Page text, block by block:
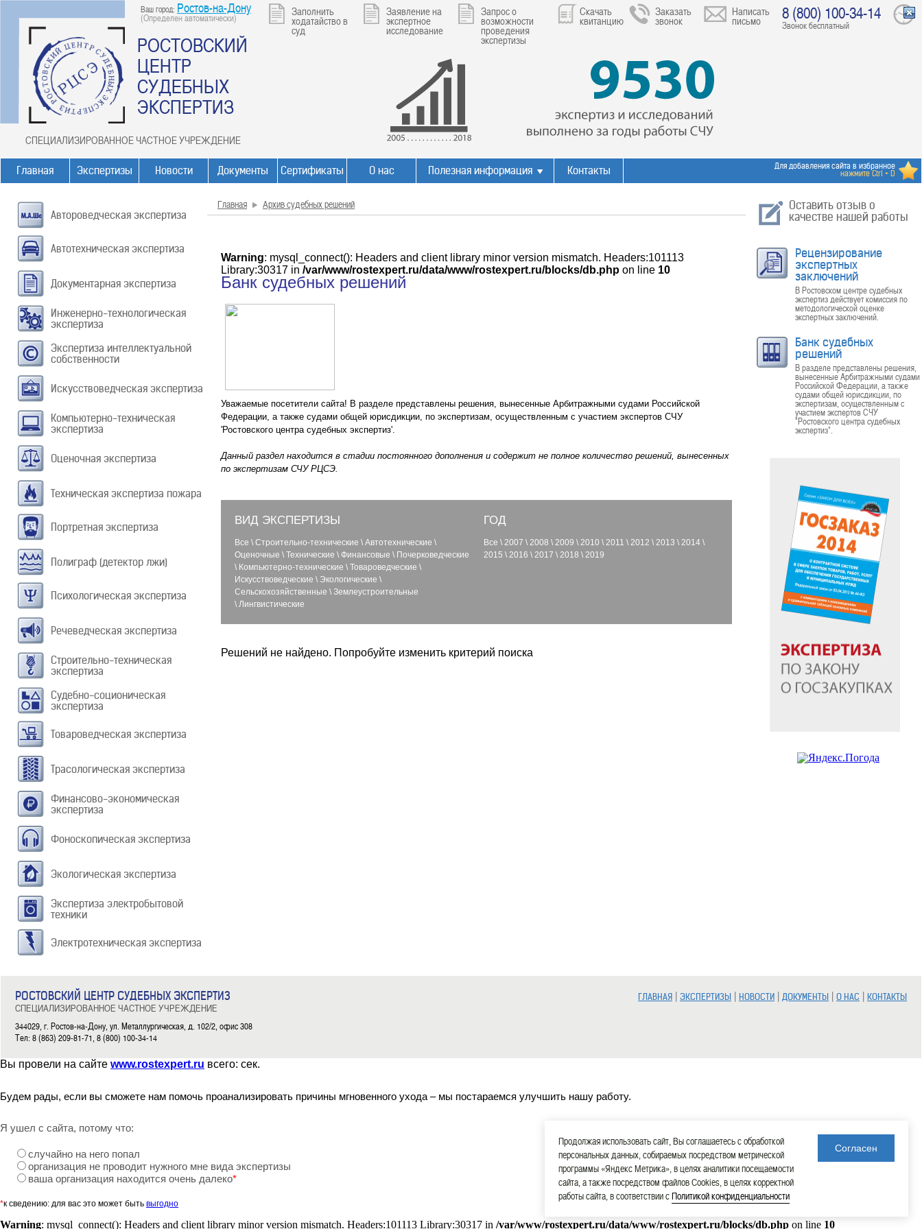
Ваш город: Ростов-на-Дону
(Определен автоматически)
РОСТОВСКИЙ
ЦЕНТР
СУДЕБНЫХ
ЭКСПЕРТИЗ
СПЕЦИАЛИЗИРОВАННОЕ ЧАСТНОЕ УЧРЕЖДЕНИЕ
Заполнить
ходатайство в
суд
Заявление на
экспертное
исследование
Запрос о
возможности
проведения
экспертизы
Скачать
квитанцию
Заказать
звонок
Написать
письмо 8 (800) 100-34-14
Звонок бесплатный
Главная Экспертизы Новости Документы Сертификаты О нас Полезная информация Контакты Для добавления сайта в избранное
нажмите Ctrl + D
Автороведческая экспертиза
Автотехническая экспертиза
Документарная экспертиза
Инженерно-технологическая
экспертиза
Экспертиза интеллектуальной
собственности
Искусствоведческая экспертиза
Компьютерно-техническая
экспертиза
Оценочная экспертиза
Техническая экспертиза пожара
Портретная экспертиза
Полиграф (детектор лжи)
Психологическая экспертиза
Речеведческая экспертиза
Строительно-техническая
экспертиза
Судебно-соционическая
экспертиза
Товароведческая экспертиза
Трасологическая экспертиза
Финансово-экономическая
экспертиза
Фоноскопическая экспертиза
Экологическая экспертиза
Экспертиза электробытовой
техники
Электротехническая экспертиза
Главная Архив судебных решений
Warning: mysql_connect(): Headers and client library minor version mismatch. Headers:101113
Library:30317 in /var/www/rostexpert.ru/data/www/rostexpert.ru/blocks/db.php on line 10
Банк судебных решений
Уважаемые посетители сайта! В разделе представлены решения, вынесенные Арбитражными судами Российской
Федерации, а также судами общей юрисдикции, по экспертизам, осуществленным с участием экспертов СЧУ
'Ростовского центра судебных экспертиз'.
Данный раздел находится в стадии постоянного дополнения и содержит не полное количество решений, вынесенных
по экспертизам СЧУ РЦСЭ.
ВИД ЭКСПЕРТИЗЫ
Все \ Строительно-технические \ Автотехнические \
Оценочные \ Технические \ Финансовые \ Почерковедческие
\ Компьютерно-технические \ Товароведческие \
Искусствоведческие \ Экологические \
Сельскохозяйственные \ Землеустроительные
\ Лингвистические
ГОД
Все \ 2007 \ 2008 \ 2009 \ 2010 \ 2011 \ 2012 \ 2013 \ 2014 \
2015 \ 2016 \ 2017 \ 2018 \ 2019
Решений не найдено. Попробуйте изменить критерий поиска
Оставить отзыв о
качестве нашей работы
Рецензирование
экспертных
заключений
В Ростовском центре судебных
экспертиз действует комиссия по
методологической оценке
экспертных заключений.
Банк судебных
решений
В разделе представлены решения,
вынесенные Арбитражными судами
Российской Федерации, а также
судами общей юрисдикции, по
экспертизам, осуществленным с
участием экспертов СЧУ
"Ростовского центра судебных
экспертиз".
РОСТОВСКИЙ ЦЕНТР СУДЕБНЫХ ЭКСПЕРТИЗ
СПЕЦИАЛИЗИРОВАННОЕ ЧАСТНОЕ УЧРЕЖДЕНИЕ
344029, г. Ростов-на-Дону, ул. Металлургическая, д. 102/2, офис 308
Тел: 8 (863) 209-81-71, 8 (800) 100-34-14
ГЛАВНАЯ | ЭКСПЕРТИЗЫ | НОВОСТИ | ДОКУМЕНТЫ | О НАС | КОНТАКТЫ
Вы провели на сайте www.rostexpert.ru всего: сек.
Будем рады, если вы сможете нам помочь проанализировать причины мгновенного ухода – мы постараемся улучшить нашу работу.
Я ушел с сайта, потому что:
случайно на него попал
организация не проводит нужного мне вида экспертизы
ваша организация находится очень далеко*
*к сведению: для вас это может быть выгодно
Warning: mysql_connect(): Headers and client library minor version mismatch. Headers:101113 Library:30317 in /var/www/rostexpert.ru/data/www/rostexpert.ru/blocks/db.php on line 10
Продолжая использовать сайт, Вы соглашаетесь с обработкой
персональных данных, собираемых посредством метрической
программы «Яндекс Метрика», в целях аналитики посещаемости
сайта, а также посредством файлов Cookies, в целях корректной
работы сайта, в соответствии сПолитикой конфиденциальности
Согласен